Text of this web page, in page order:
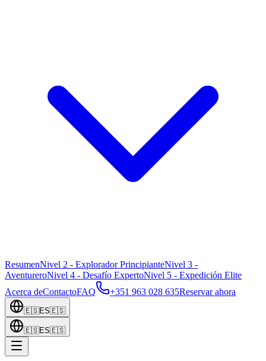
ResumenNivel 2 - Explorador PrincipianteNivel 3 -
AventureroNivel 4 - Desafío ExpertoNivel 5 - Expedición Elite
Acerca deContactoFAQ +351 963 028 635Reservar ahora
🇪🇸ES🇪🇸
🇪🇸ES🇪🇸